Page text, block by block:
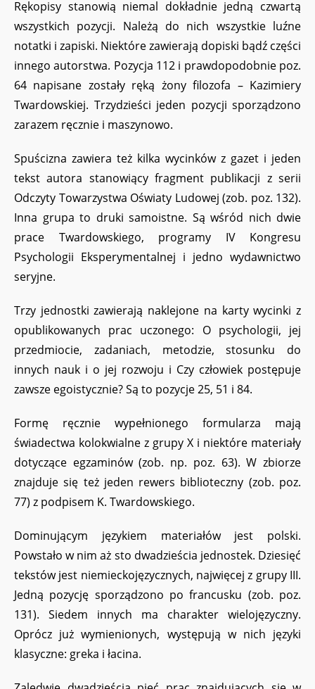
Rękopisy stanowią niemal dokładnie jedną czwartą
wszystkich pozycji. Należą do nich wszystkie luźne
notatki i zapiski. Niektóre zawierają dopiski bądź części
innego autorstwa. Pozycja 112 i prawdopodobnie poz.
64 napisane zostały ręką żony filozofa – Kazimiery
Twardowskiej. Trzydzieści jeden pozycji sporządzono
zarazem ręcznie i maszynowo.
Spuścizna zawiera też kilka wycinków z gazet i jeden
tekst autora stanowiący fragment publikacji z serii
Odczyty Towarzystwa Oświaty Ludowej (zob. poz. 132).
Inna grupa to druki samoistne. Są wśród nich dwie
prace Twardowskiego, programy IV Kongresu
Psychologii Eksperymentalnej i jedno wydawnictwo
seryjne.
Trzy jednostki zawierają naklejone na karty wycinki z
opublikowanych prac uczonego: O psychologii, jej
przedmiocie, zadaniach, metodzie, stosunku do
innych nauk i o jej rozwoju i Czy człowiek postępuje
zawsze egoistycznie? Są to pozycje 25, 51 i 84.
Formę ręcznie wypełnionego formularza mają
świadectwa kolokwialne z grupy X i niektóre materiały
dotyczące egzaminów (zob. np. poz. 63). W zbiorze
znajduje się też jeden rewers biblioteczny (zob. poz.
77) z podpisem K. Twardowskiego.
Dominującym językiem materiałów jest polski.
Powstało w nim aż sto dwadzieścia jednostek. Dziesięć
tekstów jest niemieckojęzycznych, najwięcej z grupy III.
Jedną pozycję sporządzono po francusku (zob. poz.
131). Siedem innych ma charakter wielojęzyczny.
Oprócz już wymienionych, występują w nich języki
klasyczne: greka i łacina.